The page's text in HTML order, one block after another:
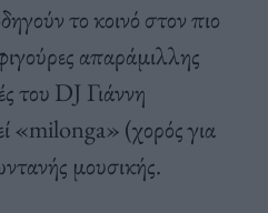
το κοινό στον πιο
απαράμιλλης
του DJ Γιάννη
«milonga» (χορός για
μουσικής.